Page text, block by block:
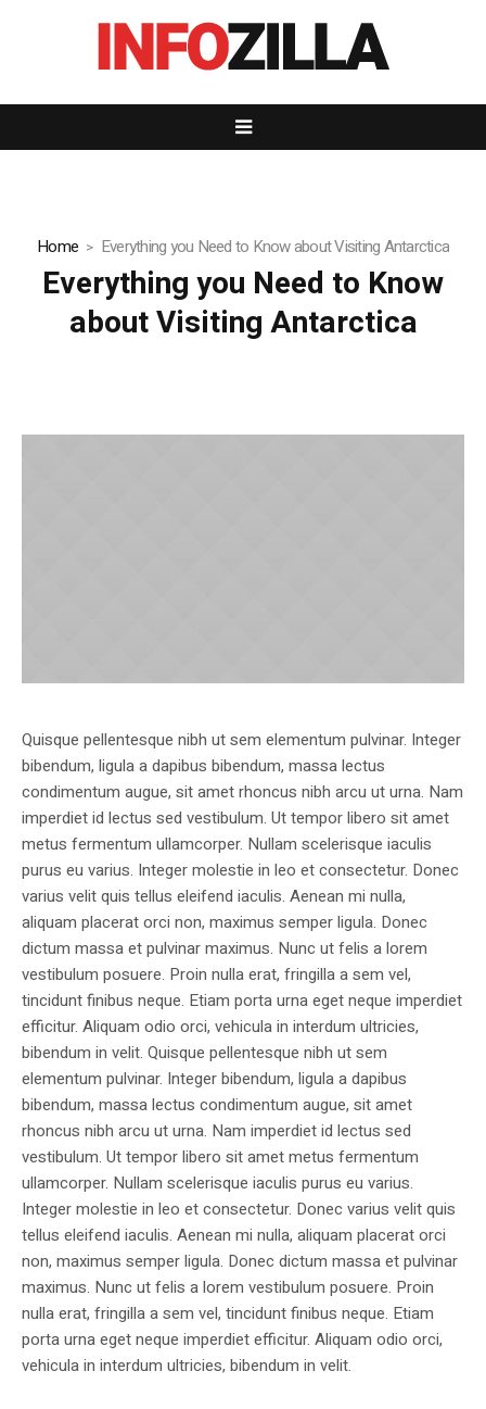
Home Everything you Need to Know about Visiting Antarctica
Everything you Need to Know
about Visiting Antarctica
Quisque pellentesque nibh ut sem elementum pulvinar. Integer
bibendum, ligula a dapibus bibendum, massa lectus
condimentum augue, sit amet rhoncus nibh arcu ut urna. Nam
imperdiet id lectus sed vestibulum. Ut tempor libero sit amet
metus fermentum ullamcorper. Nullam scelerisque iaculis
purus eu varius. Integer molestie in leo et consectetur. Donec
varius velit quis tellus eleifend iaculis. Aenean mi nulla,
aliquam placerat orci non, maximus semper ligula. Donec
dictum massa et pulvinar maximus. Nunc ut felis a lorem
vestibulum posuere. Proin nulla erat, fringilla a sem vel,
tincidunt finibus neque. Etiam porta urna eget neque imperdiet
efficitur. Aliquam odio orci, vehicula in interdum ultricies,
bibendum in velit. Quisque pellentesque nibh ut sem
elementum pulvinar. Integer bibendum, ligula a dapibus
bibendum, massa lectus condimentum augue, sit amet
rhoncus nibh arcu ut urna. Nam imperdiet id lectus sed
vestibulum. Ut tempor libero sit amet metus fermentum
ullamcorper. Nullam scelerisque iaculis purus eu varius.
Integer molestie in leo et consectetur. Donec varius velit quis
tellus eleifend iaculis. Aenean mi nulla, aliquam placerat orci
non, maximus semper ligula. Donec dictum massa et pulvinar
maximus. Nunc ut felis a lorem vestibulum posuere. Proin
nulla erat, fringilla a sem vel, tincidunt finibus neque. Etiam
porta urna eget neque imperdiet efficitur. Aliquam odio orci,
vehicula in interdum ultricies, bibendum in velit.